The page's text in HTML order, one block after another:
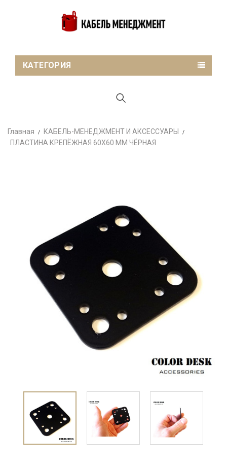
КАТЕГОРИЯ
Главная
КАБЕЛЬ-МЕНЕДЖМЕНТ И АКСЕССУАРЫ
ПЛАСТИНА КРЕПЁЖНАЯ 60Х60 ММ ЧЁРНАЯ